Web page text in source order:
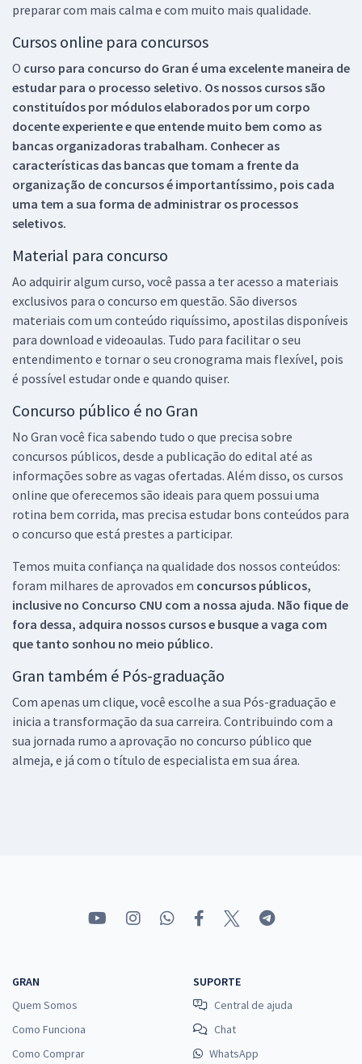
preparar com mais calma e com muito mais qualidade.
Cursos online para concursos
O curso para concurso do Gran é uma excelente maneira de
estudar para o processo seletivo. Os nossos cursos são
constituídos por módulos elaborados por um corpo
docente experiente e que entende muito bem como as
bancas organizadoras trabalham. Conhecer as
características das bancas que tomam a frente da
organização de concursos é importantíssimo, pois cada
uma tem a sua forma de administrar os processos
seletivos.
Material para concurso
Ao adquirir algum curso, você passa a ter acesso a materiais
exclusivos para o concurso em questão. São diversos
materiais com um conteúdo riquíssimo, apostilas disponíveis
para download e videoaulas. Tudo para facilitar o seu
entendimento e tornar o seu cronograma mais flexível, pois
é possível estudar onde e quando quiser.
Concurso público é no Gran
No Gran você fica sabendo tudo o que precisa sobre
concursos públicos, desde a publicação do edital até as
informações sobre as vagas ofertadas. Além disso, os cursos
online que oferecemos são ideais para quem possui uma
rotina bem corrida, mas precisa estudar bons conteúdos para
o concurso que está prestes a participar.
Temos muita confiança na qualidade dos nossos conteúdos:
foram milhares de aprovados em concursos públicos,
inclusive no Concurso CNU com a nossa ajuda. Não fique de
fora dessa, adquira nossos cursos e busque a vaga com
que tanto sonhou no meio público.
Gran também é Pós-graduação
Com apenas um clique, você escolhe a sua Pós-graduação e
inicia a transformação da sua carreira. Contribuindo com a
sua jornada rumo a aprovação no concurso público que
almeja, e já com o título de especialista em sua área.
GRAN
Quem Somos
Como Funciona
Como Comprar
SUPORTE
Central de ajuda
Chat
WhatsApp